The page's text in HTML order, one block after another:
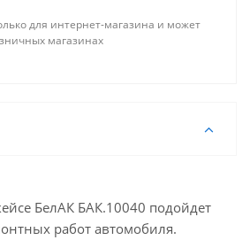
для интернет-магазина и может
магазинах
БелАК БАК.10040 подойдет
работ автомобиля.